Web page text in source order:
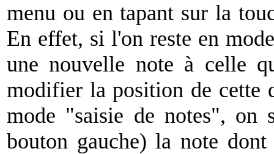
menu ou en tapant sur la
En effet, si l'on reste en
une nouvelle note à celle
modifier la position de cette
mode "saisie de notes", on
bouton gauche) la note